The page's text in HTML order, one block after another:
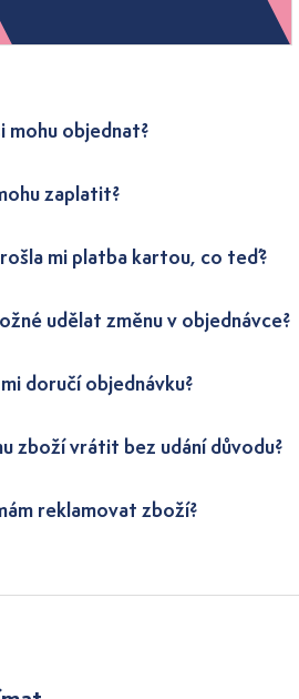
mohu objednat?
zaplatit?
mi platba kartou, co teď?
udělat změnu v objednávce?
doručí objednávku?
zboží vrátit bez udání důvodu?
reklamovat zboží?